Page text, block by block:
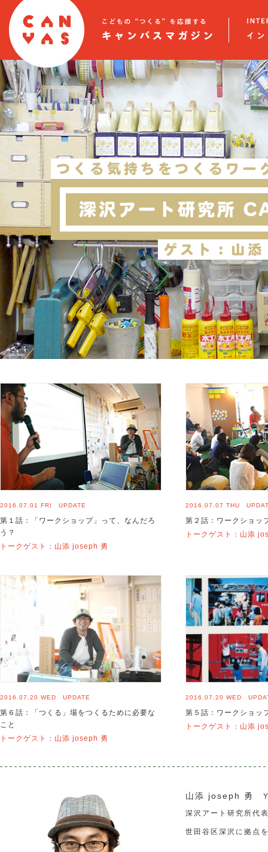
2016.07.01 FRI UPDATE
第１話：「ワークショップ」って、なんだろ
う？
トークゲスト：山添 joseph 勇
2016.07.07 THU
第２話：ワークショッ
トークゲスト：山添
2016.07.20 WED UPDATE
第６話：「つくる」場をつくるために必要な
こと
トークゲスト：山添 joseph 勇
2016.07.20 WED
第５話：ワークショッ
トークゲスト：山添
山添 joseph 勇
深沢アート研究所代
世田谷区深沢に拠点